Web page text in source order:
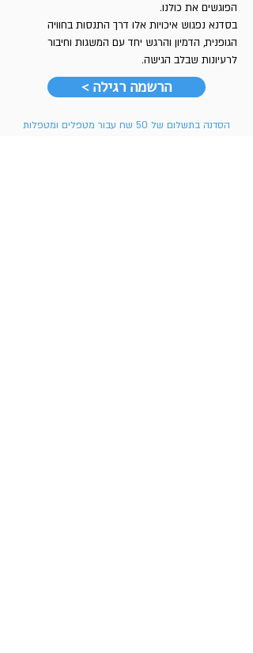
הפוגשים את כולנו.
בסדנא נפגוש איכויות אלו דרך התנסות בחוויה
הגופנית, הדמיון והרגש יחד עם המשגות וחיבור
לרעיונות שבלב הגישה.
< הרשמה רגילה
הסדנה בתשלום של 50 שח עבור מטפלים ומטפלות